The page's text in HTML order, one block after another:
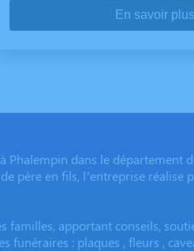
En savoir plus
Phalempin dans le département
père en fils, l’entreprise réalise
familles, apportant conseils,
funéraires : plaques , fleurs ,